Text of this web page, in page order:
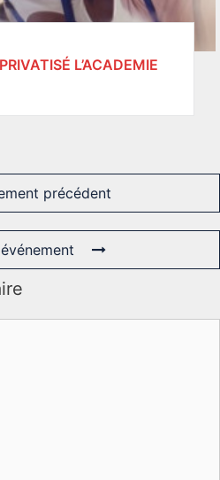
L’ACADEMIE
précédent